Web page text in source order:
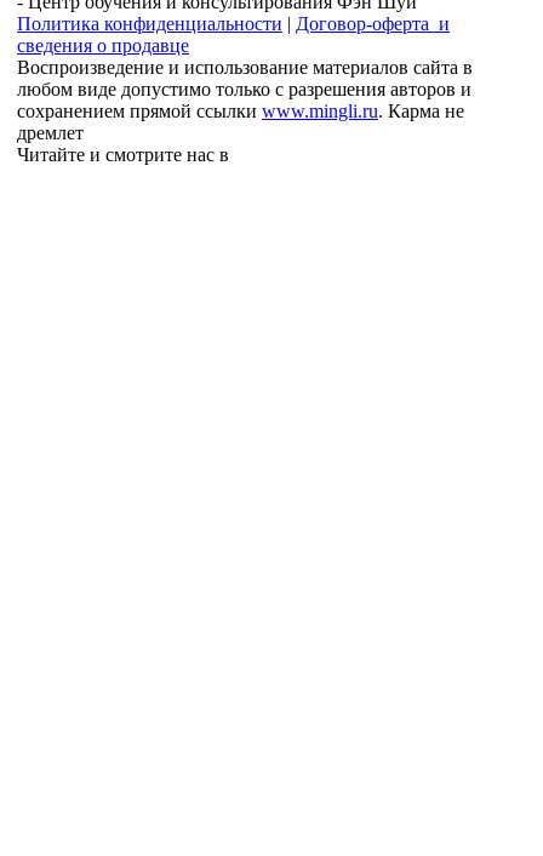
Политика конфиденциальности | Договор-оферта и
сведения о продавце
Воспроизведение и использование материалов сайта в
любом виде допустимо только с разрешения авторов и
сохранением прямой ссылки www.mingli.ru. Карма не
дремлет
Читайте и смотрите нас в